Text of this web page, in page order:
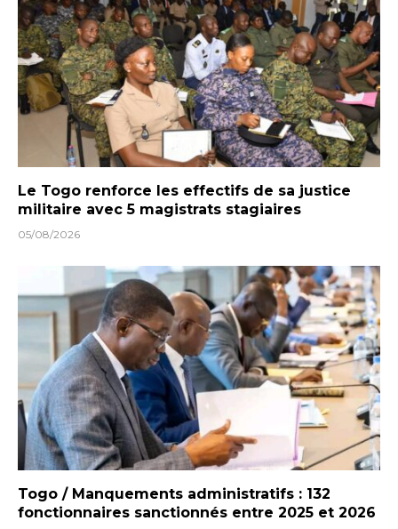
Le Togo renforce les effectifs de sa justice
militaire avec 5 magistrats stagiaires
05/08/2026
Togo / Manquements administratifs : 132
fonctionnaires sanctionnés entre 2025 et 2026